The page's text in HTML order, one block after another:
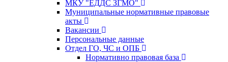
МКУ "ЕДДС ЗГМО"
Муниципальные нормативные правовые
акты
Вакансии
Персональные данные
Отдел ГО, ЧС и ОПБ
Нормативно правовая база